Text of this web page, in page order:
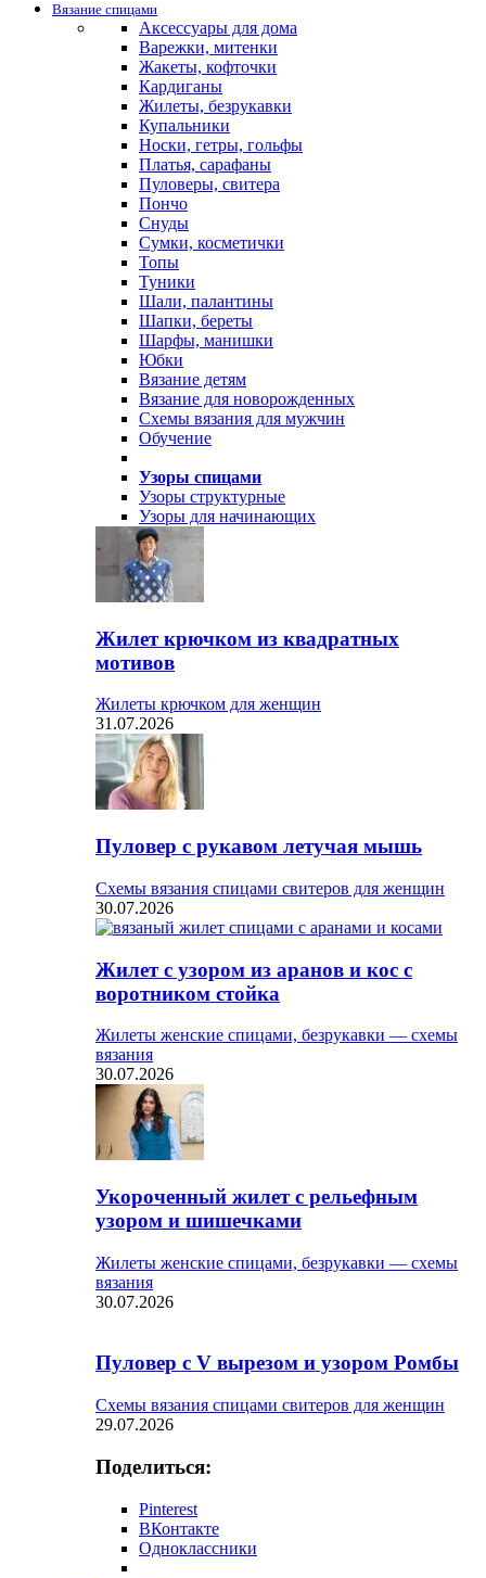
Вязание спицами
Аксессуары для дома
Варежки, митенки
Жакеты, кофточки
Кардиганы
Жилеты, безрукавки
Купальники
Носки, гетры, гольфы
Платья, сарафаны
Пуловеры, свитера
Пончо
Снуды
Сумки, косметички
Топы
Туники
Шали, палантины
Шапки, береты
Шарфы, манишки
Юбки
Вязание детям
Вязание для новорожденных
Схемы вязания для мужчин
Обучение
Узоры спицами
Узоры структурные
Узоры для начинающих
Жилет крючком из квадратных
мотивов
Жилеты крючком для женщин
31.07.2026
Пуловер с рукавом летучая мышь
Схемы вязания спицами свитеров для женщин
30.07.2026
Жилет с узором из аранов и кос с
воротником стойка
Жилеты женские спицами, безрукавки — схемы
вязания
30.07.2026
Укороченный жилет с рельефным
узором и шишечками
Жилеты женские спицами, безрукавки — схемы
вязания
30.07.2026
Пуловер с V вырезом и узором Ромбы
Схемы вязания спицами свитеров для женщин
29.07.2026
Поделиться:
Pinterest
ВКонтакте
Одноклассники